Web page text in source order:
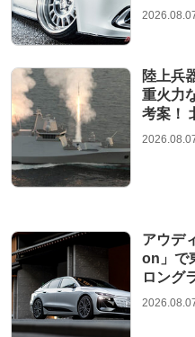
陸上兵
重火力
考案！
アウデ
on」で
ロング